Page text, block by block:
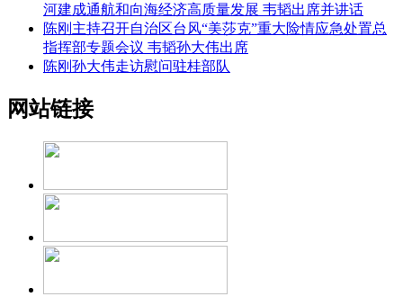
河建成通航和向海经济高质量发展 韦韬出席并讲话
陈刚主持召开自治区台风“美莎克”重大险情应急处置总
指挥部专题会议 韦韬孙大伟出席
陈刚孙大伟走访慰问驻桂部队
网站链接